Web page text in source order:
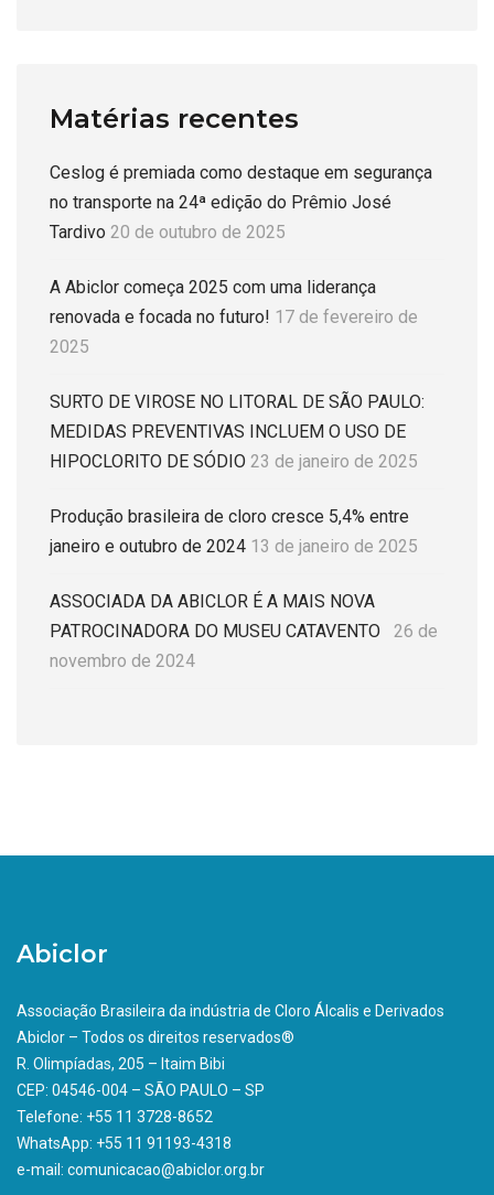
Matérias recentes
Ceslog é premiada como destaque em segurança
no transporte na 24ª edição do Prêmio José
Tardivo 20 de outubro de 2025
A Abiclor começa 2025 com uma liderança
renovada e focada no futuro! 17 de fevereiro de
2025
SURTO DE VIROSE NO LITORAL DE SÃO PAULO:
MEDIDAS PREVENTIVAS INCLUEM O USO DE
HIPOCLORITO DE SÓDIO 23 de janeiro de 2025
Produção brasileira de cloro cresce 5,4% entre
janeiro e outubro de 2024 13 de janeiro de 2025
ASSOCIADA DA ABICLOR É A MAIS NOVA
PATROCINADORA DO MUSEU CATAVENTO
26 de
novembro de 2024
Abiclor
Associação Brasileira da indústria de Cloro Álcalis e Derivados
Abiclor – Todos os direitos reservados®
R. Olimpíadas, 205 – Itaim Bibi
CEP: 04546-004 – SÃO PAULO – SP
Telefone: +55 11 3728-8652
WhatsApp: +55 11 91193-4318
e-mail: comunicacao@abiclor.org.br